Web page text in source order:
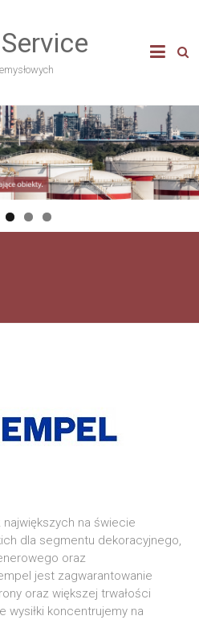
na świecie
dla segmentu dekoracyjnego,
oraz
jest zagwarantowanie
oraz większej trwałości
wysiłki koncentrujemy na